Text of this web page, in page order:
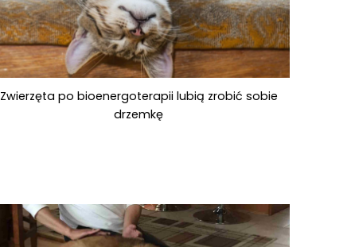
Zwierzęta po bioenergoterapii lubią zrobić sobie
drzemkę